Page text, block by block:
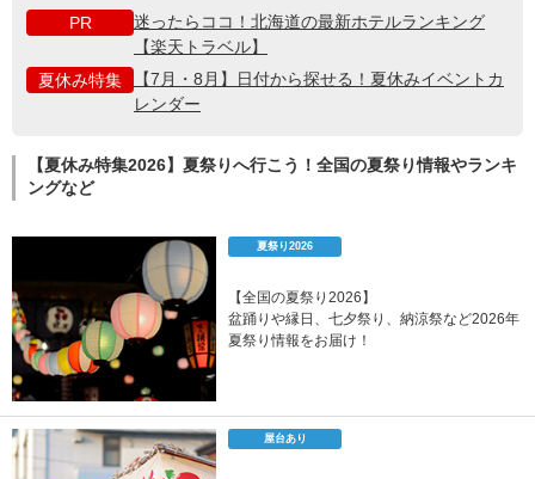
PR
迷ったらココ！北海道の最新ホテルランキング
【楽天トラベル】
夏休み特集
【7月・8月】日付から探せる！夏休みイベントカ
レンダー
【夏休み特集2026】夏祭りへ行こう！全国の夏祭り情報やランキ
ングなど
夏祭り2026
【全国の夏祭り2026】
盆踊りや縁日、七夕祭り、納涼祭など2026年
夏祭り情報をお届け！
屋台あり